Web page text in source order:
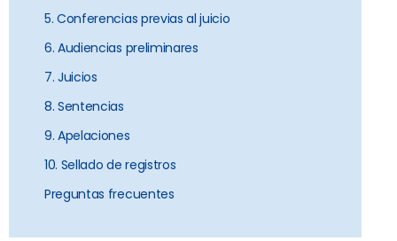
5. Conferencias previas al juicio
6. Audiencias preliminares
7. Juicios
8. Sentencias
9. Apelaciones
10. Sellado de registros
Preguntas frecuentes